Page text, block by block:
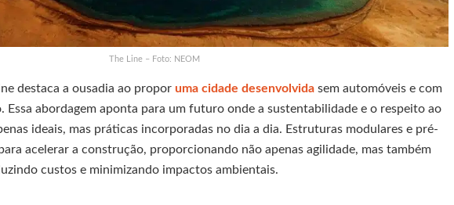
The Line – Foto: NEOM
destaca a ousadia ao propor uma cidade desenvolvida sem automóveis e com
Essa abordagem aponta para um futuro onde a sustentabilidade e o respeito ao
ideais, mas práticas incorporadas no dia a dia. Estruturas modulares e pré-
acelerar a construção, proporcionando não apenas agilidade, mas também
custos e minimizando impactos ambientais.